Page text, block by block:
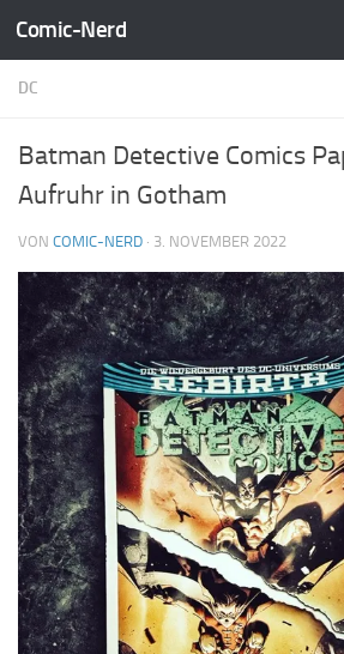
Zum Inhalt springen
Comic-Nerd
DC
Batman Detective Comics
Aufruhr in Gotham
VON COMIC-NERD · 3. NOVEMBER 2022